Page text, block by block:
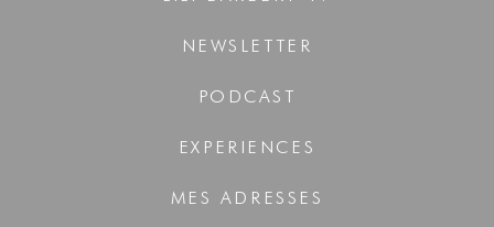
NEWSLETTER
PODCAST
EXPERIENCES
MES ADRESSES